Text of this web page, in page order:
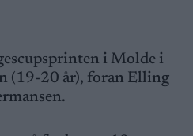
i Molde i
(19-20 år), foran Elling